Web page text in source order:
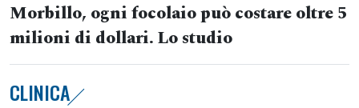
Morbillo, ogni focolaio può costare oltre 5
milioni di dollari. Lo studio
CLINICA